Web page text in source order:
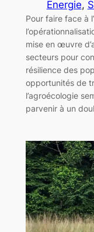
Energie,
Pour faire face à
mise en œuvre
secteurs pour
résilience des
opportunités de
l’agroécologie
parvenir à un